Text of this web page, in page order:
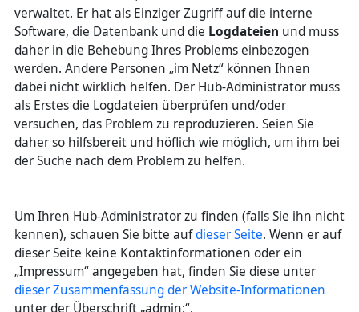
verwaltet. Er hat als Einziger Zugriff auf die interne
Software, die Datenbank und die Logdateien und muss
daher in die Behebung Ihres Problems einbezogen
werden. Andere Personen „im Netz“ können Ihnen
dabei nicht wirklich helfen. Der Hub-Administrator muss
als Erstes die Logdateien überprüfen und/oder
versuchen, das Problem zu reproduzieren. Seien Sie
daher so hilfsbereit und höflich wie möglich, um ihm bei
der Suche nach dem Problem zu helfen.
Um Ihren Hub-Administrator zu finden (falls Sie ihn nicht
kennen), schauen Sie bitte aufdieser Seite. Wenn er auf
dieser Seite keine Kontaktinformationen oder ein
„Impressum“ angegeben hat, finden Sie diese unter
dieser Zusammenfassung der Website-Informationen
unter der Überschrift „admin:“.